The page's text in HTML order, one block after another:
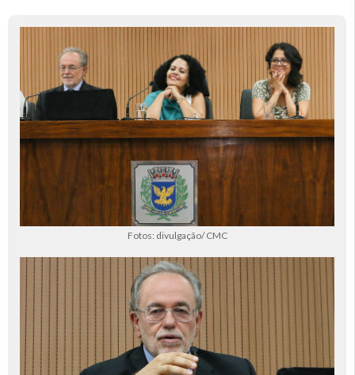
Fotos: divulgação/ CMC